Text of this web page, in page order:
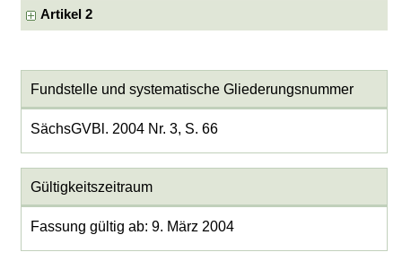
Artikel 2
Fundstelle und systematische Gliederungsnummer
SächsGVBl. 2004 Nr. 3, S. 66
Gültigkeitszeitraum
Fassung gültig ab: 9. März 2004